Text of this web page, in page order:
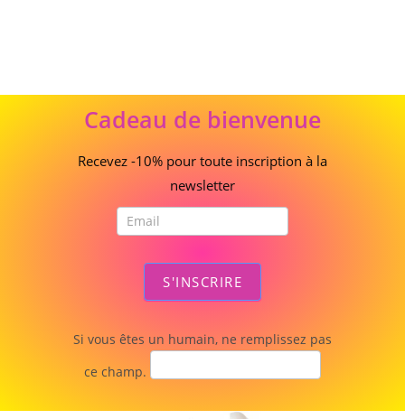
deCadeau de bienvenue
Recevez -10% pour toute inscription à la
newsletter
S'INSCRIRE
Si vous êtes un humain, ne remplissez pas
ce champ.